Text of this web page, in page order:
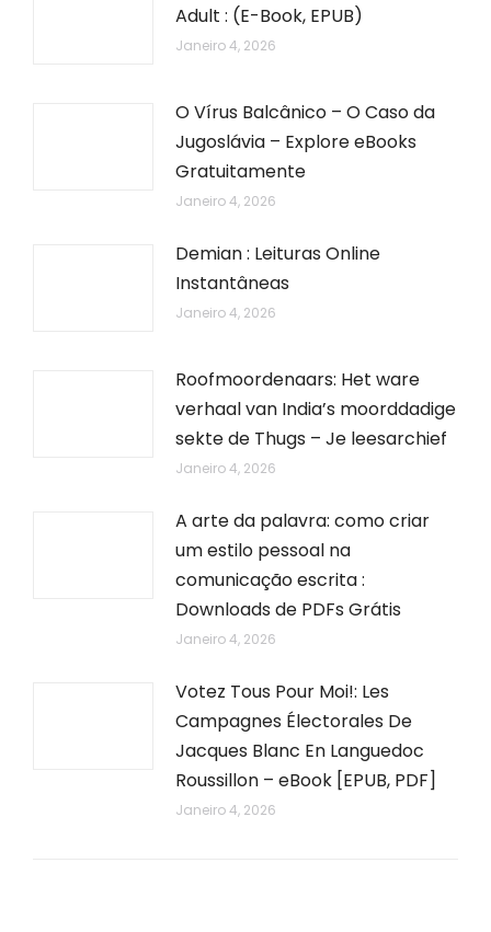
Adult : (E-Book, EPUB)
Janeiro 4, 2026
O Vírus Balcânico – O Caso da
Jugoslávia – Explore eBooks
Gratuitamente
Janeiro 4, 2026
Demian : Leituras Online
Instantâneas
Janeiro 4, 2026
Roofmoordenaars: Het ware
verhaal van India’s moorddadige
sekte de Thugs – Je leesarchief
Janeiro 4, 2026
A arte da palavra: como criar
um estilo pessoal na
comunicação escrita :
Downloads de PDFs Grátis
Janeiro 4, 2026
Votez Tous Pour Moi!: Les
Campagnes Électorales De
Jacques Blanc En Languedoc
Roussillon – eBook [EPUB, PDF]
Janeiro 4, 2026